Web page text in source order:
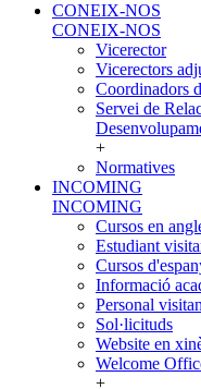
CONEIX-NOS
CONEIX-NOS
Vicerector
Vicerectors
Coordinadors
Servei de
+
Normatives
INCOMING
INCOMING
Cursos en
Estudiant
Cursos
Informació
Personal
Sol·licituds
Website en
Welcome
+